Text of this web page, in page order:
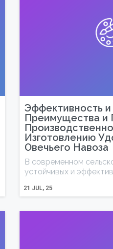
Эффективность и
Преимущества и
Изготовлению
Овечьего Навоза
21 JUL, 25
В современном
устойчивых и